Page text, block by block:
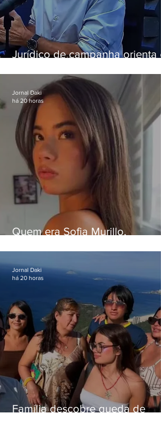
Jurídico de campanha orienta e
da Band
Quem era Sofia Murillo,
em queda de helicóptero no
Jornal Daki
há 20 horas
Família descobre queda de
Jornal Daki
há 20 horas